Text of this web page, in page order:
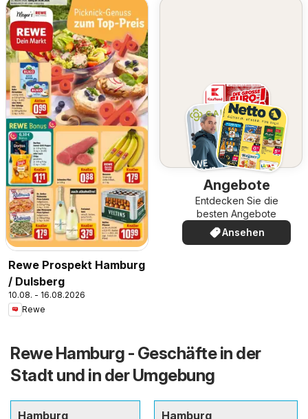
Rewe Prospekt Hamburg
/ Dulsberg
10.08. - 16.08.2026
Rewe
Angebote
Entdecken Sie die
besten Angebote
Ansehen
Rewe Hamburg - Geschäfte in der
Stadt und in der Umgebung
Hamburg Hamburg